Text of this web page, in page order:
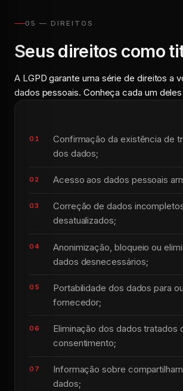
05 — DIREITOS
Seus direitos como
A LGPD garante uma série de direitos a
dados pessoais. Conheça cada um
Confirmação da existência de
dos dados;
Acesso aos dados pessoais
Correção de dados
desatualizados;
Anonimização, bloqueio ou
dados desnecessários;
Portabilidade dos dados para
fornecedor;
Eliminação dos dados tratados
consentimento;
Informação sobre
dados;